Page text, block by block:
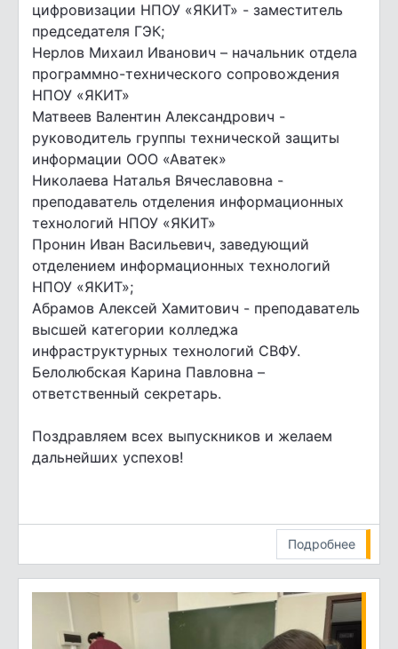
цифровизации НПОУ «ЯКИТ» - заместитель
председателя ГЭК;
Нерлов Михаил Иванович – начальник отдела
программно-технического сопровождения
НПОУ «ЯКИТ»
Матвеев Валентин Александрович -
руководитель группы технической защиты
информации ООО «Аватек»
Николаева Наталья Вячеславовна -
преподаватель отделения информационных
технологий НПОУ «ЯКИТ»
Пронин Иван Васильевич, заведующий
отделением информационных технологий
НПОУ «ЯКИТ»;
Абрамов Алексей Хамитович - преподаватель
высшей категории колледжа
инфраструктурных технологий СВФУ.
Белолюбская Карина Павловна –
ответственный секретарь.
Поздравляем всех выпускников и желаем
дальнейших успехов!
Подробнее